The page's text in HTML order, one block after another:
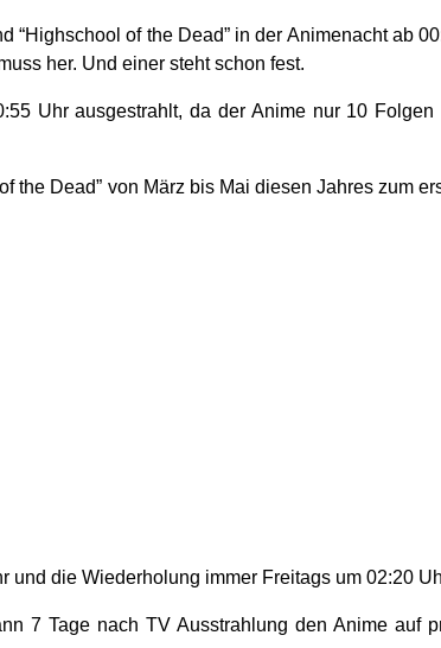
“Highschool of the Dead” in der Animenacht ab
her. Und einer steht schon fest.
Uhr ausgestrahlt, da der Anime nur 10
the Dead” von März bis Mai diesen Jahres zum
die Wiederholung immer Freitags um 02:20
7 Tage nach TV Ausstrahlung den Anime auf